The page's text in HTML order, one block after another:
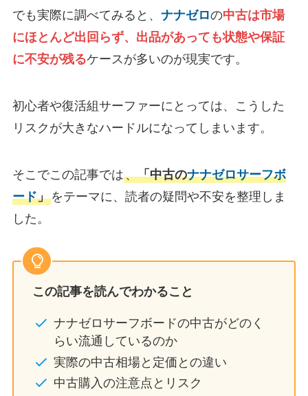
でも実際に調べてみると、 ナナゼロの中古は市場
にほとんど出回らず、出品があっても状態や保証
に不安が残るケースが多いのが現実です。
初心者や復活組サーファーにとっては、こうした
リスクが大きなハードルになってしまいます。
そこでこの記事では、「中古のナナゼロサーフボ
ード」をテーマに、読者の疑問や不安を整理しま
した。
この記事を読んでわかること
ナナゼロサーフボードの中古がどのく
らい流通しているのか
実際の中古相場と定価との違い
中古購入の注意点とリスク